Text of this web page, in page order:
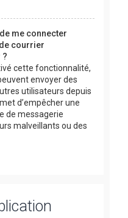
me connecter
courrier
?
cette fonctionnalité,
envoyer des
utilisateurs depuis
d’empêcher une
de messagerie
malveillants ou des